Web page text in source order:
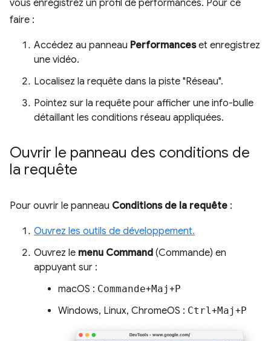
vous enregistrez un profil de performances. Pour ce
faire :
Accédez au panneau Performanceset enregistrez
une vidéo.
Localisez la requête dans la piste "Réseau".
Pointez sur la requête pour afficher une info-bulle
détaillant les conditions réseau appliquées.
Ouvrir le panneau des conditions de
la requête
Pour ouvrir le panneau Conditions de la requête :
Ouvrez les outils de développement.
Ouvrez le menu Command (Commande) en
appuyant sur :
macOS : Commande+Maj+ P
Windows, Linux, ChromeOS : Ctrl+Maj+ P